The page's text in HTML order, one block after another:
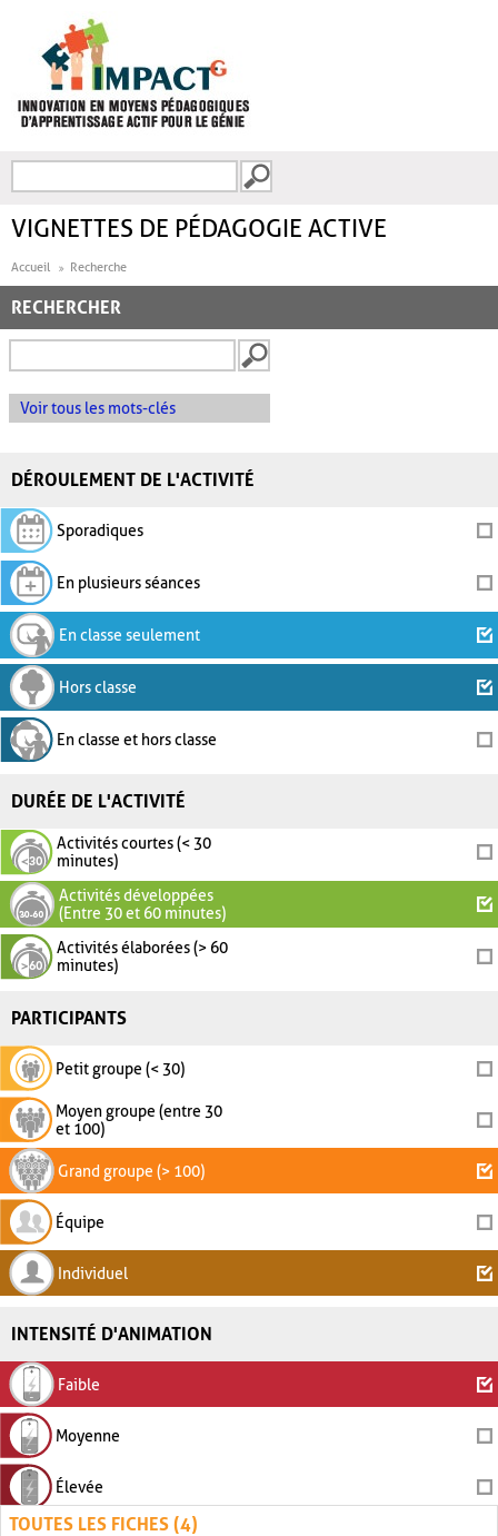
FORMULAIRE DE
VIGNETTES DE PÉDAGOGIE ACTIVE
Accueil Recherche
RECHERCHER
Voir tous les mots-clés
DÉROULEMENT DE L'ACTIVITÉ
Sporadiques
En plusieurs séances
En classe seulement
Hors classe
En classe et hors classe
DURÉE DE L'ACTIVITÉ
Activités courtes (< 30
minutes)
Activités développées
(Entre 30 et 60 minutes)
Activités élaborées (> 60
minutes)
PARTICIPANTS
Petit groupe (< 30)
Moyen groupe (entre 30
et 100)
Grand groupe (> 100)
Équipe
Individuel
INTENSITÉ D'ANIMATION
Faible
Moyenne
Élevée
TOUTES LES FICHES (4)